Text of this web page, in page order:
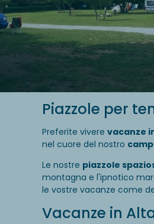
Piazzole per
Preferite vivere vacanze
nel cuore del nostro
Le nostre piazzole
montagna e l'ipnotico
le vostre vacanze come
Vacanze in